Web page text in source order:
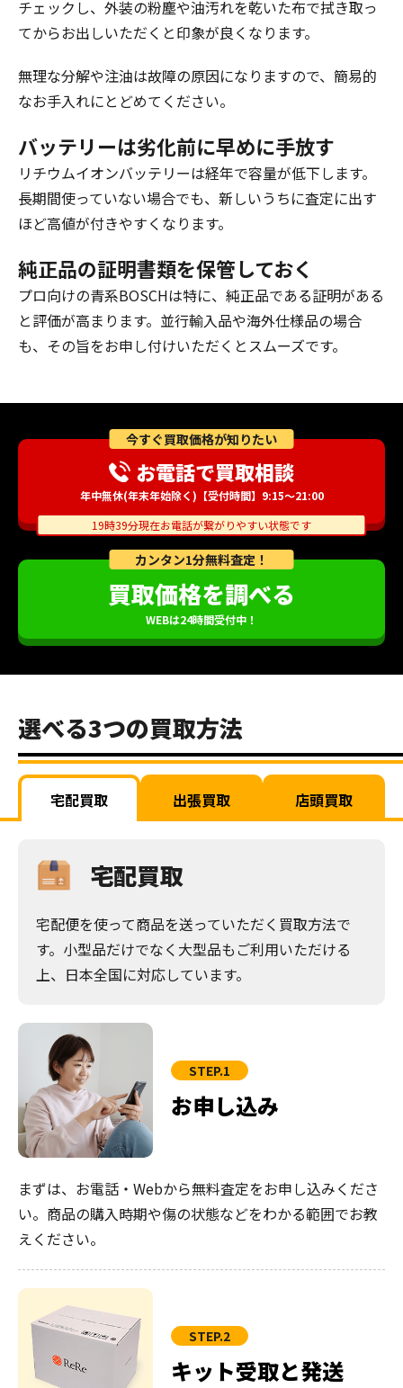
チェックし、外装の粉塵や油汚れを乾いた布で拭き取っ
てからお出しいただくと印象が良くなります。
無理な分解や注油は故障の原因になりますので、簡易的
なお手入れにとどめてください。
バッテリーは劣化前に早めに手放す
リチウムイオンバッテリーは経年で容量が低下します。
長期間使っていない場合でも、新しいうちに査定に出す
ほど高値が付きやすくなります。
純正品の証明書類を保管しておく
プロ向けの青系BOSCHは特に、純正品である証明がある
と評価が高まります。並行輸入品や海外仕様品の場合
も、その旨をお申し付けいただくとスムーズです。
カンタン1分無料査定！
買取価格を調べる
WEBは24時間受付中！
今すぐ買取価格が知りたい
お電話で買取相談
年中無休(年末年始除く)【受付時間】9:15～21:00
19時39分現在お電話が繋がりやすい状態です
選べる3つの買取方法
宅配買取 出張買取 店頭買取
宅配買取
宅配便を使って商品を送っていただく買取方法で
す。小型品だけでなく大型品もご利用いただける
上、日本全国に対応しています。
STEP.1
お申し込み
まずは、お電話・Webから無料査定をお申し込みくださ
い。商品の購入時期や傷の状態などをわかる範囲でお教
えください。
STEP.2
キット受取と発送